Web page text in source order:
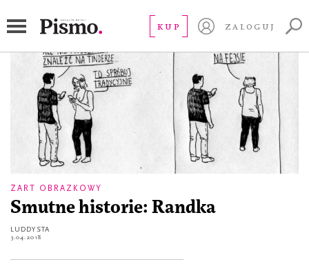
KUP ZALOGUJ
ŻART OBRAZKOWY
Smutne historie: Randka
LUDDYSTA
3.04.2018